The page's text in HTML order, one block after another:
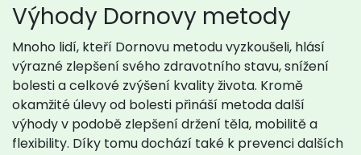
Výhody Dornovy metody
Mnoho lidí, kteří Dornovu metodu vyzkoušeli, hlásí
výrazné zlepšení svého zdravotního stavu, snížení
bolesti a celkové zvýšení kvality života. Kromě
okamžité úlevy od bolesti přináší metoda další
výhody v podobě zlepšení držení těla, mobilitě a
flexibility. Díky tomu dochází také k prevenci dalších